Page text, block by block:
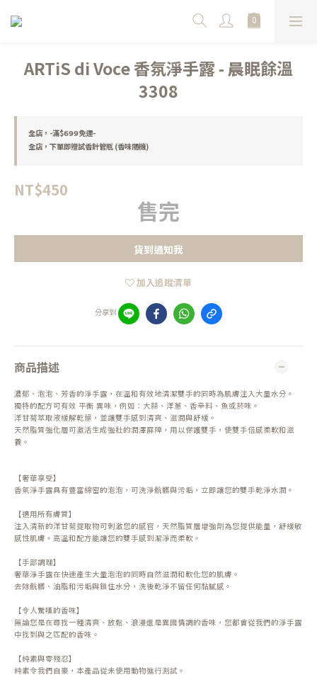
ARTiS di Voce 香氛淨手露 - 晨眠餘溫
3308
全店，-滿$𝟲𝟵𝟵免運-
全店，下單即贈試香針管瓶 (香味隨機)
NT$450
售完
貨到通知我
加入追蹤清單
分享到
商品描述
濃郁、泡泡、芳香的淨手露，在溫和有效地清潔雙手的同時為肌膚注入大量水分。
獨特的配方可有效 平衡 異味，例如：大蒜、洋蔥、香辛料、魚或菸味。
洋甘菊萃取液緩解乾燥，並讓雙手感到清爽、滋潤與舒緩。
天然脂質強化層可激活生成強壯的潤澤屏障，用以保護雙手，使雙手倍感柔軟和滋
養。
【奢華享受】
香氛淨手露具有豐富綿密的泡泡，可洗淨骯髒與污垢，立即讓您的雙手乾淨水潤。
【適用所有膚質】
注入清新的洋甘菊提取物可刺激您的感官，天然脂質層增強劑為您提供能量，舒緩敏
感性肌膚。高溫和配方能讓您的雙手感到潔淨而柔軟。
【手部調理】
奢華淨手露在快速產生大量泡泡的同時自然滋潤和軟化您的肌膚。
去除骯髒、油脂和污垢與鎖住水分，洗後乾淨不留任何黏膩感。
【令人驚嘆的香味】
無論您是在尋找一種清爽、放鬆、浪漫還是異國情調的香味，您都會從我們的淨手露
中找到與之匹配的香味。
【純素與零殘忍】
純素令我們自豪，本產品從未使用動物進行測試。